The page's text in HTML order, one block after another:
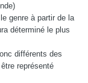
genre à partir de la
déterminé le plus
différents des
représenté